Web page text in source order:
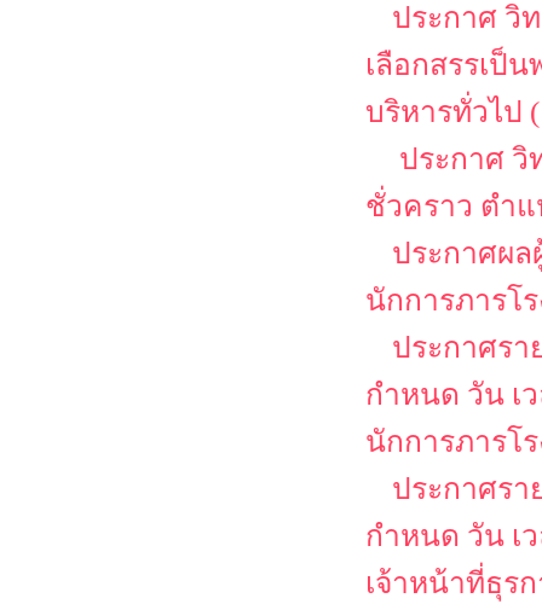
ประกาศ วิ
เลือกสรรเป็
บริหารทั่วไป
ประกาศ วิ
ชั่วคราว ตำแ
ประกาศผ
นักการภารโร
ประกาศรา
กำหนด วัน เ
นักการภารโร
ประกาศรา
กำหนด วัน เ
เจ้าหน้าที่ธุร